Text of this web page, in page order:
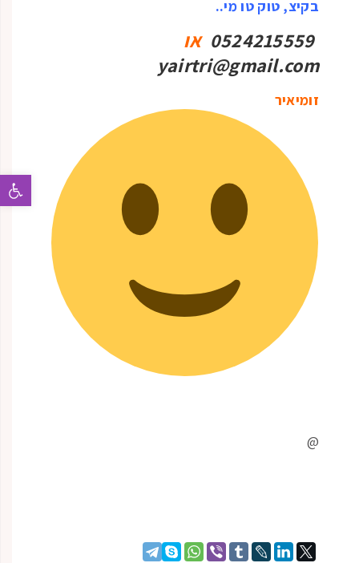
בקיצ, טוק טו מי..
0524215559
או
yairtri@gmail.com
זומיאיר
@